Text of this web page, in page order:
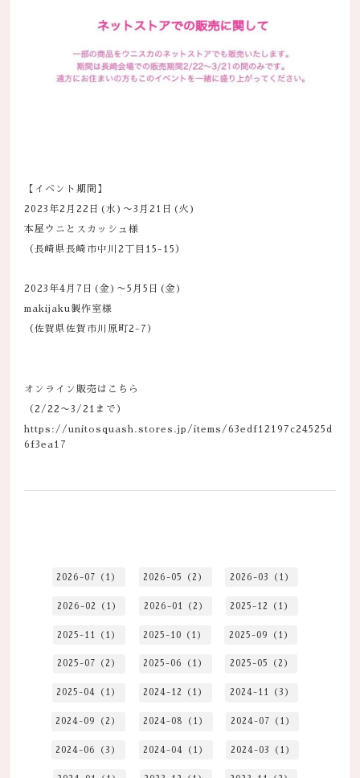
【イベント期間】
2023年2月22日(水)〜3月21日(火)
本屋ウニとスカッシュ様
（長崎県長崎市中川2丁目15-15）
2023年4月7日(金)〜5月5日(金)
makijaku製作室様
（佐賀県佐賀市川原町2-7）
オンライン販売はこちら
（2/22〜3/21まで）
https://unitosquash.stores.jp/items/63edf12197c24525d
6f3ea17
2026-07（1） 2026-05（2） 2026-03（1）
2026-02（1） 2026-01（2） 2025-12（1）
2025-11（1） 2025-10（1） 2025-09（1）
2025-07（2） 2025-06（1） 2025-05（2）
2025-04（1） 2024-12（1） 2024-11（3）
2024-09（2） 2024-08（1） 2024-07（1）
2024-06（3） 2024-04（1） 2024-03（1）